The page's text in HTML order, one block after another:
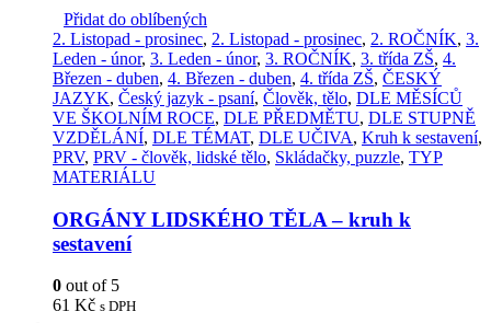
Přidat do oblíbených
2. Listopad - prosinec, 2. Listopad - prosinec, 2. ROČNÍK, 3.
Leden - únor, 3. Leden - únor, 3. ROČNÍK, 3. třída ZŠ, 4.
Březen - duben, 4. Březen - duben, 4. třída ZŠ, ČESKÝ
JAZYK, Český jazyk - psaní, Člověk, tělo, DLE MĚSÍCŮ
VE ŠKOLNÍM ROCE, DLE PŘEDMĚTU, DLE STUPNĚ
VZDĚLÁNÍ, DLE TÉMAT, DLE UČIVA, Kruh k sestavení,
PRV, PRV - člověk, lidské tělo, Skládačky, puzzle, TYP
MATERIÁLU
ORGÁNY LIDSKÉHO TĚLA – kruh k
sestavení
0 out of 5
61 Kč s DPH